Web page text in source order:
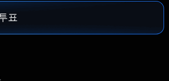
표